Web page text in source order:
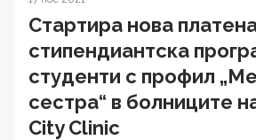
Стартира нова
стипендиантска
студенти с профил
сестра“ в болниците
City Clinic